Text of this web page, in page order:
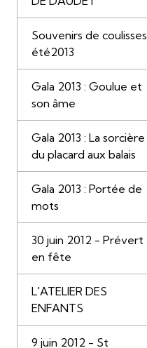
Souvenirs de coulisses
été2013
Gala 2013 : Goulue et
son âme
Gala 2013 : La sorcière
du placard aux balais
Gala 2013 : Portée de
mots
30 juin 2012 - Prévert
en fête
L'ATELIER DES
ENFANTS
9 juin 2012 - St